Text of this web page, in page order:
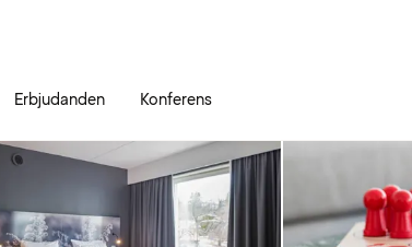
Erbjudanden Konferens